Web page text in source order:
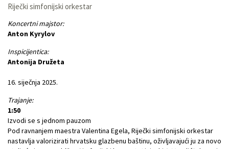
Riječki simfonijski orkestar
Koncertni majstor:
Anton Kyrylov
Inspicijentica:
Antonija Družeta
16. siječnja 2025.
Trajanje:
1:50
Izvodi se s jednom pauzom
Pod ravnanjem maestra Valentina Egela, Riječki simfonijski orkestar
nastavlja valorizirati hrvatsku glazbenu baštinu, oživljavajući ju za novo